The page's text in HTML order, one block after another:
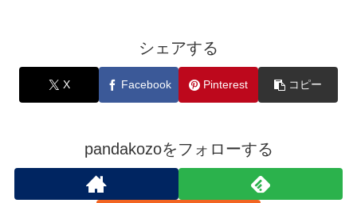
シェアする
X Facebook Pinterest コピー
pandakozoをフォローする